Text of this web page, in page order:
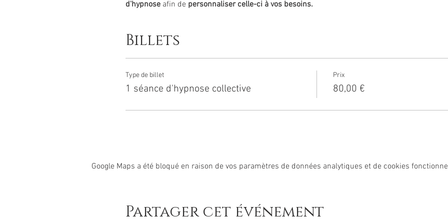
d'hypnoseafin de personnaliser celle-ci à vos besoins.
séance. Puis, il sera temps pour vous, de vous installer confortablement pour
A l'issue de celle-ci, si vous le souhaitez, nous pourrons échanger sur votre expérience
Au plaisir de vous rencontrer prochainement,
Billets
Type de billet
1 séance d'hypnose collective
Prix
80,00 €
Google Maps a été bloqué en raison de vos paramètres de données analytiques et de cookies
Partager cet événement